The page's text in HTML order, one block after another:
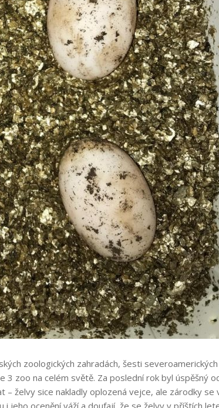
zoologických zahradách, šesti
zoo na celém světě. Za poslední rok byl úspěšný
želvy sice nakladly oplozená vejce, ale zárodky se